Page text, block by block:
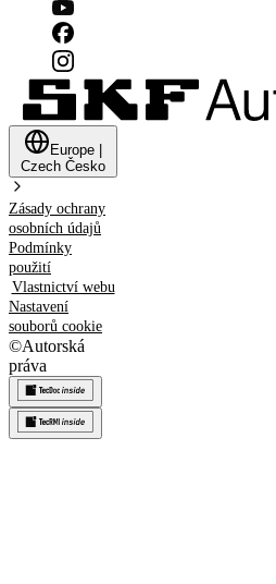
Europe
Czech Česko
Zásady ochrany
osobních údajů
Podmínky
použití
Vlastnictví webu
Nastavení
souborů cookie
©Autorská
práva